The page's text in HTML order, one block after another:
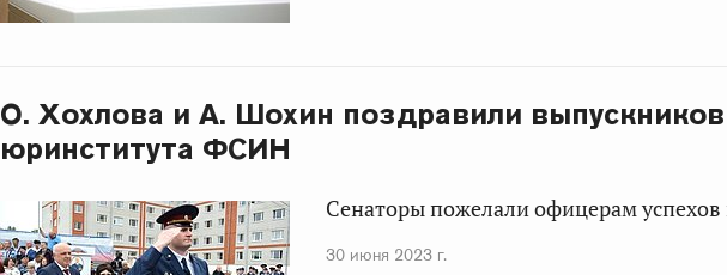
О. Хохлова и А. Шохин поздравили выпускников
юринститута ФСИН
Сенаторы пожелали офицерам успехов
30 июня 2023 г.